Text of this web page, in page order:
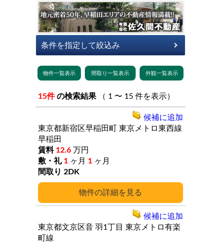
15件 の検索結果 （ 1 〜 15 件を表示）
詳細
東京都新宿区早稲田町 東京メトロ東西線
早稲田
12.6 万円
1 ヶ月 1 ヶ月
2DK
候補に追加
東京都文京区音 羽1丁目 東京メトロ有楽
町線
候補に追加